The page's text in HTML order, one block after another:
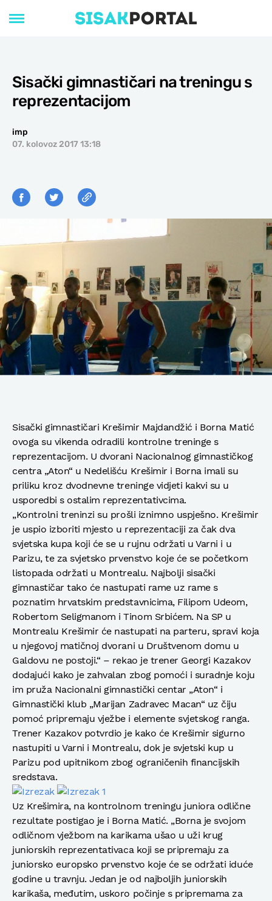
Sisački gimnastičari na treningu s
reprezentacijom
imp
07. kolovoz 2017 13:18
Sisački gimnastičari Krešimir Majdandžić i Borna Matić
ovoga su vikenda odradili kontrolne treninge s
reprezentacijom. U dvorani Nacionalnog gimnastičkog
centra „Aton“ u Nedelišću Krešimir i Borna imali su
priliku kroz dvodnevne treninge vidjeti kakvi su u
usporedbi s ostalim reprezentativcima.
„Kontrolni treninzi su prošli iznimno uspješno. Krešimir
je uspio izboriti mjesto u reprezentaciji za čak dva
svjetska kupa koji će se u rujnu održati u Varni i u
Parizu, te za svjetsko prvenstvo koje će se početkom
listopada održati u Montrealu. Najbolji sisački
gimnastičar tako će nastupati rame uz rame s
poznatim hrvatskim predstavnicima, Filipom Udeom,
Robertom Seligmanom i Tinom Srbićem. Na SP u
Montrealu Krešimir će nastupati na parteru, spravi koja
u njegovoj matičnoj dvorani u Društvenom domu u
Galdovu ne postoji.“ – rekao je trener Georgi Kazakov
dodajući kako je zahvalan zbog pomoći i suradnje koju
im pruža Nacionalni gimnastički centar „Aton“ i
Gimnastički klub „Marijan Zadravec Macan“ uz čiju
pomoć pripremaju vježbe i elemente svjetskog ranga.
Trener Kazakov potvrdio je kako će Krešimir sigurno
nastupiti u Varni i Montrealu, dok je svjetski kup u
Parizu pod upitnikom zbog ograničenih financijskih
sredstava.
Uz Krešimira, na kontrolnom treningu juniora odlične
rezultate postigao je i Borna Matić. „Borna je svojom
odličnom vježbom na karikama ušao u uži krug
juniorskih reprezentativaca koji se pripremaju za
juniorsko europsko prvenstvo koje će se održati iduće
godine u travnju. Jedan je od najboljih juniorskih
karikaša, međutim, uskoro počinje s pripremama za